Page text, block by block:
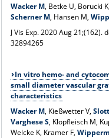
Wacker M, Betke U, Borucki K,
Scherner M, Hansen M,
J Vis Exp. 2020 Aug 21;(162).
32894265
In vitro hemo- and
small diameter vascular
characteristics
Wacker M, Kießwetter V,
Varghese S, Klopfleisch M,
Welcke K, Kramer F,